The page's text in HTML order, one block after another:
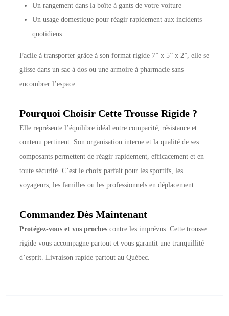
Un rangement dans la boîte à gants de votre voiture
Un usage domestique pour réagir rapidement aux incidents
quotidiens
Facile à transporter grâce à son format rigide 7” x 5” x 2”, elle se
glisse dans un sac à dos ou une armoire à pharmacie sans
encombrer l’espace.
Pourquoi Choisir Cette Trousse Rigide ?
Elle représente l’équilibre idéal entre compacité, résistance et
contenu pertinent. Son organisation interne et la qualité de ses
composants permettent de réagir rapidement, efficacement et en
toute sécurité. C’est le choix parfait pour les sportifs, les
voyageurs, les familles ou les professionnels en déplacement.
Commandez Dès Maintenant
Protégez-vous et vos proches contre les imprévus. Cette trousse
rigide vous accompagne partout et vous garantit une tranquillité
d’esprit. Livraison rapide partout au Québec.